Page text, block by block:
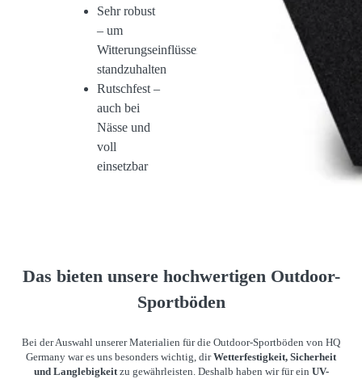
Sehr robust
– um
Witterungseinflüssen
standzuhalten
Rutschfest –
auch bei
Nässe und
voll
einsetzbar
Das bieten unsere hochwertigen Outdoor-
Sportböden
Bei der Auswahl unserer Materialien für die Outdoor-Sportböden von HQ
Germany war es uns besonders wichtig, dirWetterfestigkeit, Sicherheit
und Langlebigkeitzu gewährleisten. Deshalb haben wir für ein UV-